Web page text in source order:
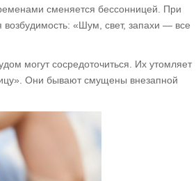
сменяется бессонницей. При
«Шум, свет, запахи — все
могут сосредоточиться. Их утомляет
Они бывают смущены внезапной